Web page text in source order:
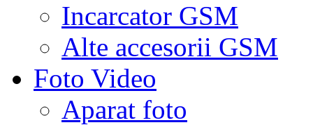
Incarcator GSM
Alte accesorii GSM
Foto Video
Aparat foto